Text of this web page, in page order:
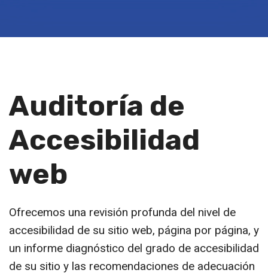
Auditoría de
Accesibilidad
web
Ofrecemos una revisión profunda del nivel de
accesibilidad de su sitio web, página por página, y
un informe diagnóstico del grado de accesibilidad
de su sitio y las recomendaciones de adecuación